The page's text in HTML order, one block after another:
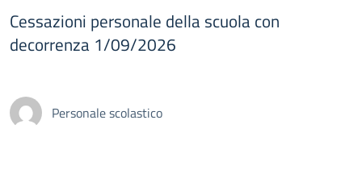
Cessazioni personale della scuola con
decorrenza 1/09/2026
Personale scolastico